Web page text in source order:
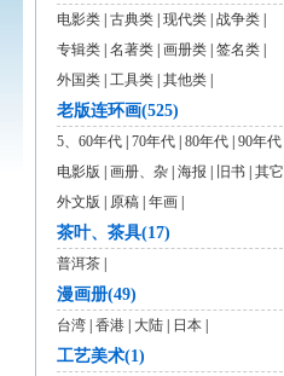
电影类 古典类 现代类 战争类
专辑类 名著类 画册类 签名类
外国类 工具类 其他类
老版连环画(525)
5、60年代 70年代 80年代 90年代
电影版
画册、杂 海报 旧书 其它
外文版
原稿 年画
茶叶、茶具(17)
普洱茶
漫画册(49)
台湾 香港 大陆 日本
工艺美术(1)